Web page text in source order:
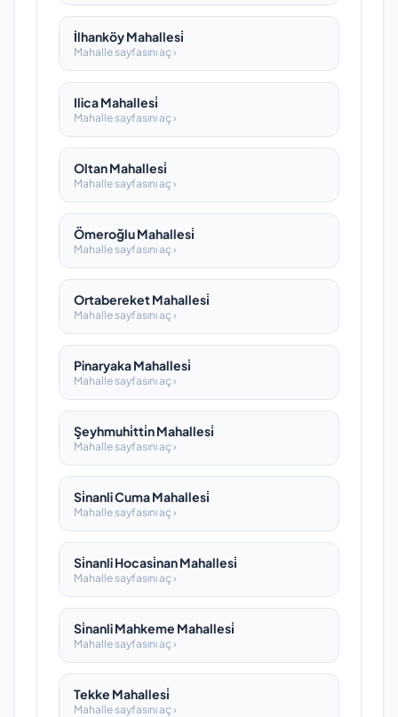
İlhanköy Mahallesi̇
Mahalle sayfasını aç ›
Ilica Mahallesi̇
Mahalle sayfasını aç ›
Oltan Mahallesi̇
Mahalle sayfasını aç ›
Ömeroğlu Mahallesi̇
Mahalle sayfasını aç ›
Ortabereket Mahallesi̇
Mahalle sayfasını aç ›
Pinaryaka Mahallesi̇
Mahalle sayfasını aç ›
Şeyhmuhi̇tti̇n Mahallesi̇
Mahalle sayfasını aç ›
Si̇nanli Cuma Mahallesi̇
Mahalle sayfasını aç ›
Si̇nanli Hocasi̇nan Mahallesi̇
Mahalle sayfasını aç ›
Si̇nanli Mahkeme Mahallesi̇
Mahalle sayfasını aç ›
Tekke Mahallesi̇
Mahalle sayfasını aç ›